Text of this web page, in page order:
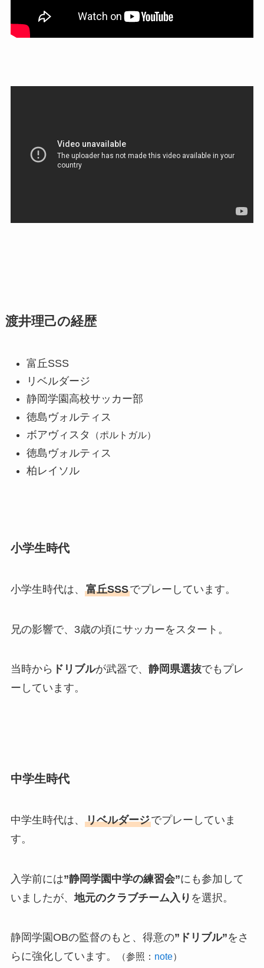
渡井理己の経歴
富丘SSS
リベルダージ
静岡学園高校サッカー部
徳島ヴォルティス
ボアヴィスタ
（ポルトガル）
徳島ヴォルティス
柏レイソル
小学生時代
小学生時代は、 富丘SSSでプレーしています。
兄の影響で、3歳の頃にサッカーをスタート。
当時から ドリブルが武器で、 静岡県選抜でもプレ
ーしています。
中学生時代
中学生時代は、 リベルダージでプレーしていま
す。
入学前には”静岡学園中学の練習会”にも参加して
いましたが、地元のクラブチーム入り を選択。
静岡学園OBの監督のもと、得意の”ドリブル”をさ
らに強化しています。
（参照： note）